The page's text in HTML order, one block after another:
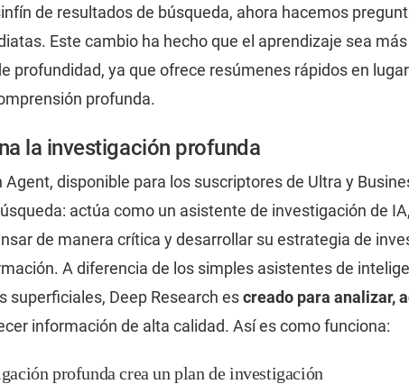
de resultados de búsqueda, ahora hacemos
Este cambio ha hecho que el aprendizaje sea
profundidad, ya que ofrece resúmenes rápidos en
profunda.
la investigación profunda
Agent, disponible para los suscriptores de Ultra y
actúa como un asistente de investigación de
de manera crítica y desarrollar su estrategia de
A diferencia de los simples asistentes de
superficiales, Deep Research escreado para analizar,
información de alta calidad. Así es como funciona:
profunda crea un plan de investigación